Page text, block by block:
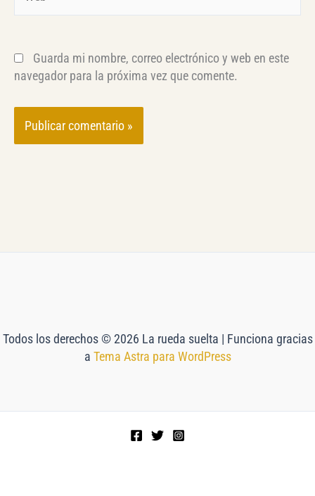
Guarda mi nombre, correo electrónico y web en este
navegador para la próxima vez que comente.
Todos los derechos © 2026 La rueda suelta | Funciona gracias
a Tema Astra para WordPress